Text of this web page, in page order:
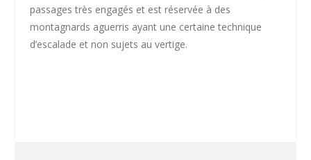
passages très engagés et est réservée à des
montagnards aguerris ayant une certaine technique
d’escalade et non sujets au vertige.